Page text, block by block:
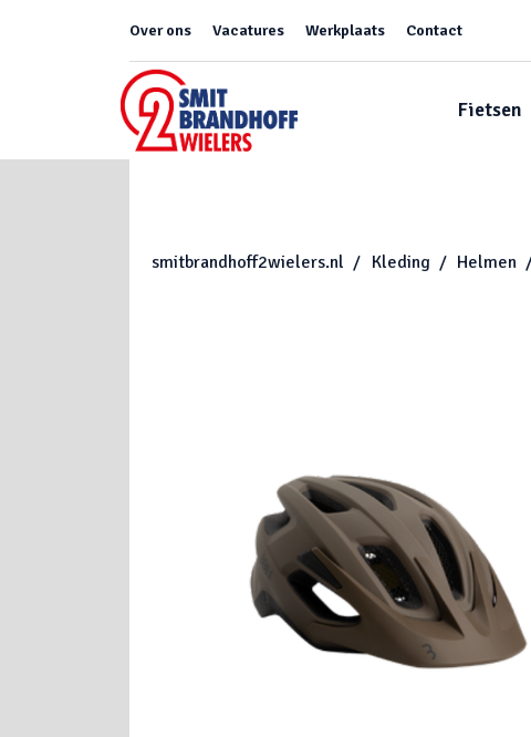
Over ons Vacatures Werkplaats Contact
Fietsen
smitbrandhoff2wielers.nl Kleding Helmen